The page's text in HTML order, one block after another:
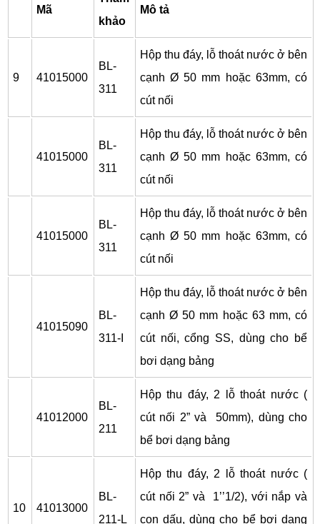
Mã
khảo
Mô tả
9 41015000
BL-
311
Hộp thu đáy, lỗ thoát nước ở bên
cạnh Ø 50 mm hoặc 63mm, có
cút nối
41015000
BL-
311
Hộp thu đáy, lỗ thoát nước ở bên
cạnh Ø 50 mm hoặc 63mm, có
cút nối
41015000
BL-
311
Hộp thu đáy, lỗ thoát nước ở bên
cạnh Ø 50 mm hoặc 63mm, có
cút nối
41015090
BL-
311-I
Hộp thu đáy, lỗ thoát nước ở bên
cạnh Ø 50 mm hoặc 63 mm, có
cút nối, cổng SS, dùng cho bể
bơi dạng bảng
41012000
BL-
211
Hộp thu đáy, 2 lỗ thoát nước (
cút nối 2” và 50mm), dùng cho
bể bơi dạng bảng
10 41013000
BL-
211-L
Hộp thu đáy, 2 lỗ thoát nước (
cút nối 2” và 1’’1/2), với nắp và
con dấu, dùng cho bể bơi dạng